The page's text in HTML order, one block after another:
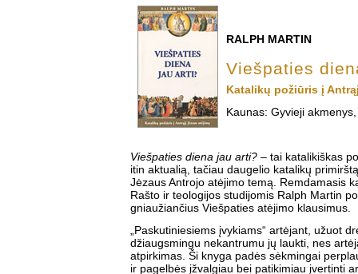
RALPH MARTIN
Viešpaties
Katalikų požiūris į
Kaunas: Gyvieji
Viešpaties diena jau arti? – tai katalikiškas
itin aktualią, tačiau daugelio katalikų
Jėzaus Antrojo atėjimo temą. Remdamasis
Rašto ir teologijos studijomis Ralph Martin
gniaužiančius Viešpaties atėjimo klausimus.
„Paskutiniesiems įvykiams“ artėjant, užuot
džiaugsmingu nekantrumu jų laukti, nes
atpirkimas. Ši knyga padės sėkmingai
ir pagelbės įžvalgiau bei patikimiau įvertinti